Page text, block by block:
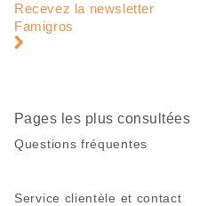
page
pied
Recevez la newsletter
Famigros
Pages les plus consultées
Questions fréquentes
Service clientèle et contact